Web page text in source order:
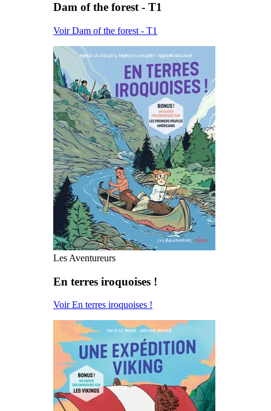
Dam of the forest - T1
Voir Dam of the forest - T1
Les Aventureurs
En terres iroquoises !
Voir En terres iroquoises !